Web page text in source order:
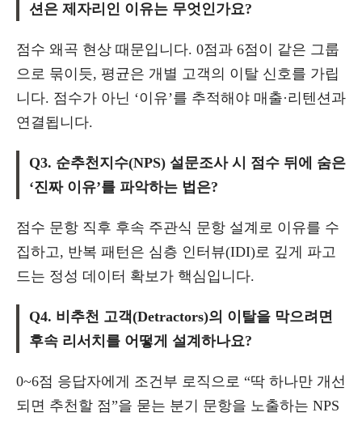
션은 제자리인 이유는 무엇인가요?
점수 왜곡 현상 때문입니다. 0점과 6점이 같은 그룹
으로 묶이듯, 평균은 개별 고객의 이탈 신호를 가립
니다. 점수가 아닌 ‘이유’를 추적해야 매출·리텐션과
연결됩니다.
Q3. 순추천지수(NPS) 설문조사 시 점수 뒤에 숨은
‘진짜 이유’를 파악하는 법은?
점수 문항 직후 후속 주관식 문항 설계로 이유를 수
집하고, 반복 패턴은 심층 인터뷰(IDI)로 깊게 파고
드는 정성 데이터 확보가 핵심입니다.
Q4. 비추천 고객(Detractors)의 이탈을 막으려면
후속 리서치를 어떻게 설계하나요?
0~6점 응답자에게 조건부 로직으로 “딱 하나만 개선
되면 추천할 점”을 묻는 분기 문항을 노출하는 NPS